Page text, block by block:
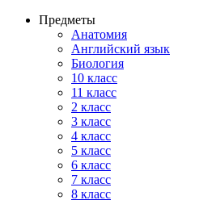
Предметы
Анатомия
Английский язык
Биология
10 класс
11 класс
2 класс
3 класс
4 класс
5 класс
6 класс
7 класс
8 класс